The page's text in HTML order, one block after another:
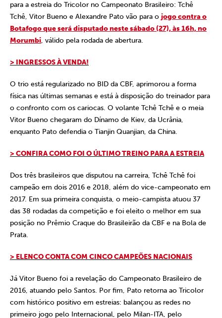
para a estreia do Tricolor no Campeonato Brasileiro: Tchê
Tchê, Vitor Bueno e Alexandre Pato vão para o jogo contra o
Botafogo que será disputado neste sábado (27), às 16h, no
Morumbi, válido pela rodada de abertura.
> INGRESSOS À VENDA!
O trio está regularizado no BID da CBF, aprimorou a forma
física nas últimas semanas e está à disposição do treinador para
o confronto com os cariocas. O volante Tchê Tchê e o meia
Vitor Bueno chegaram do Dínamo de Kiev, da Ucrânia,
enquanto Pato defendia o Tianjin Quanjian, da China.
> CONFIRA COMO FOI O ÚLTIMO TREINO PARA A ESTREIA
Dos três brasileiros que disputou na carreira, Tchê Tchê foi
campeão em dois 2016 e 2018, além do vice-campeonato em
2017. Em sua primeira conquista, o meio-campista atuou 37
das 38 rodadas da competição e foi eleito o melhor em sua
posição no Prêmio Craque do Brasileirão da CBF e na Bola de
Prata.
> ELENCO CONTA COM CINCO CAMPEÕES NACIONAIS
Já Vitor Bueno foi a revelação do Campeonato Brasileiro de
2016, atuando pelo Santos. Por fim, Pato retorna ao Tricolor
com histórico positivo em estreias: balançou as redes no
primeiro jogo pelo Internacional, pelo Milan-ITA, pelo